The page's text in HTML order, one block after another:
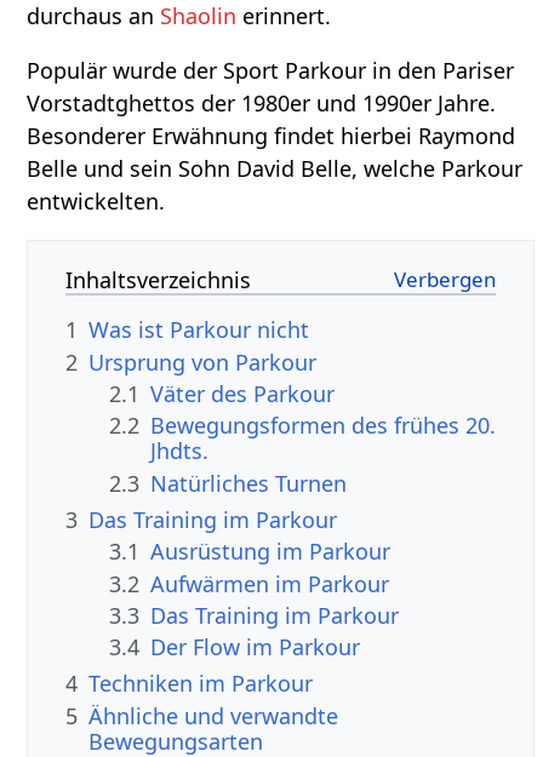
durchaus an Shaolin erinnert.
Populär wurde der Sport Parkour in den Pariser
Vorstadtghettos der 1980er und 1990er Jahre.
Besonderer Erwähnung findet hierbei Raymond
Belle und sein Sohn David Belle, welche Parkour
entwickelten.
Inhaltsverzeichnis
1 Was ist Parkour nicht
2 Ursprung von Parkour
2.1 Väter des Parkour
2.2 Bewegungsformen des frühes 20.
Jhdts.
2.3 Natürliches Turnen
3 Das Training im Parkour
3.1 Ausrüstung im Parkour
3.2 Aufwärmen im Parkour
3.3 Das Training im Parkour
3.4 Der Flow im Parkour
4 Techniken im Parkour
5 Ähnliche und verwandte
Bewegungsarten